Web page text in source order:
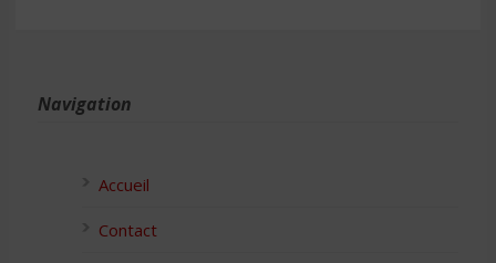
Navigation
Accueil
Contact